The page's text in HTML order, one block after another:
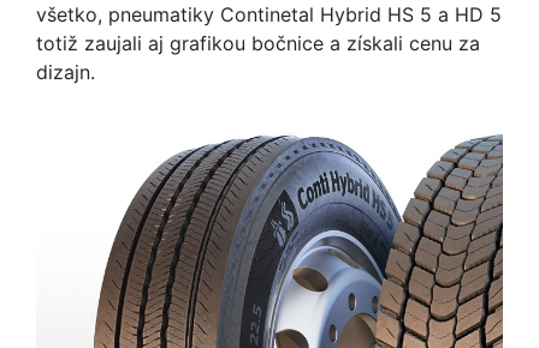
všetko, pneumatiky Continetal Hybrid HS 5 a HD 5
totiž zaujali aj grafikou bočnice a získali cenu za
dizajn.